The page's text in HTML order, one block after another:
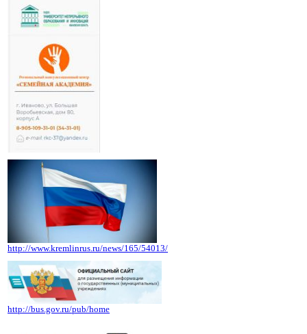
http://www.kremlinrus.ru/news/165/54013/
http://bus.gov.ru/pub/home